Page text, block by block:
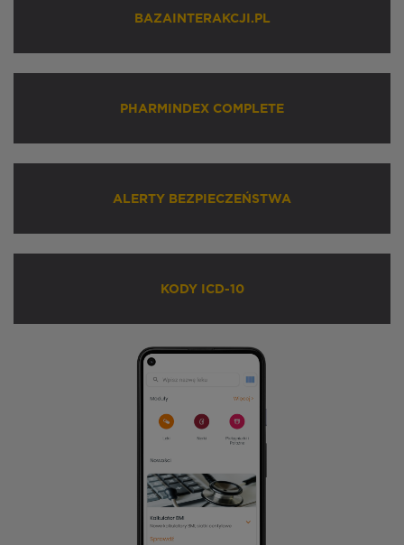
BAZAINTERAKCJI.PL
PHARMINDEX COMPLETE
ALERTY BEZPIECZEŃSTWA
KODY ICD-10